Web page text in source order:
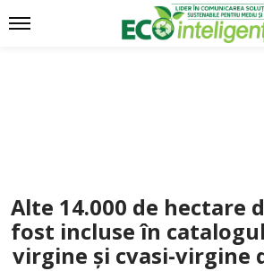
Alte 14.000 de hectare
fost incluse în
virgine și cvasi-virgine